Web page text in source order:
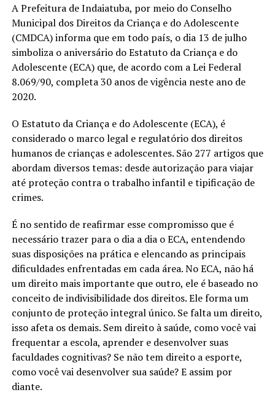
A Prefeitura de Indaiatuba, por meio do Conselho
Municipal dos Direitos da Criança e do Adolescente
(CMDCA) informa que em todo país, o dia 13 de julho
simboliza o aniversário do Estatuto da Criança e do
Adolescente (ECA) que, de acordo com a Lei Federal
8.069/90, completa 30 anos de vigência neste ano de
2020.
O Estatuto da Criança e do Adolescente (ECA), é
considerado o marco legal e regulatório dos direitos
humanos de crianças e adolescentes. São 277 artigos que
abordam diversos temas: desde autorização para viajar
até proteção contra o trabalho infantil e tipificação de
crimes.
É no sentido de reafirmar esse compromisso que é
necessário trazer para o dia a dia o ECA, entendendo
suas disposições na prática e elencando as principais
dificuldades enfrentadas em cada área. No ECA, não há
um direito mais importante que outro, ele é baseado no
conceito de indivisibilidade dos direitos. Ele forma um
conjunto de proteção integral único. Se falta um direito,
isso afeta os demais. Sem direito à saúde, como você vai
frequentar a escola, aprender e desenvolver suas
faculdades cognitivas? Se não tem direito a esporte,
como você vai desenvolver sua saúde? E assim por
diante.